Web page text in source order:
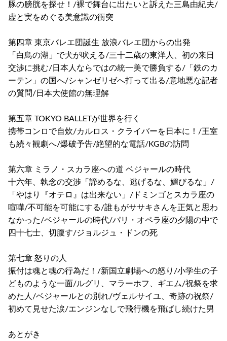
豚の膀胱を探せ！/裸で舞台に出たいと訴えた三島由紀夫/
虚と実をめぐる美意識の衝突
第四章 東京バレエ団誕生 放浪バレエ団からの出発
「白鳥の湖」で犬が吠える/三十二歳の東洋人、初の来日
交渉に挑む/日本人ならではの統一美で勝負する/「鉄のカ
ーテン」の国へ/シャンゼリゼへ打って出る/意地悪な記者
の質問/日本大使館の無理解
第五章 TOKYO BALLETが世界を行く
携帯コンロで自炊/カルロス・クライバーを日本に！/王室
も続々観劇へ/爆破予告/絶望的な電話/KGBの訪問
第六章 ミラノ・スカラ座への道 ベジャールの時代
十六年、執念の交渉「諦めるな、逃げるな、媚びるな」/
「やはり『オテロ』は出来ない」/ドミンゴとスカラ座の
喧嘩/不可能を可能にする/誰もがササキさんを正気と思わ
なかった/ベジャールの時代/パリ・オペラ座の夕陽の中で
四十七士、切腹す/ジョルジュ・ドンの死
第七章 怒りの人
振付は魂と魂の行為だ！/新国立劇場への怒り/小学生の子
どものような一面/ルグリ、マラーホフ、ギエム/祝祭を求
めた人/ベジャールとの別れ/ヴェルサイユ、奇跡の祝祭/
初めて見せた涙/エンジンなしで飛行機を飛ばし続けた男
あとがき